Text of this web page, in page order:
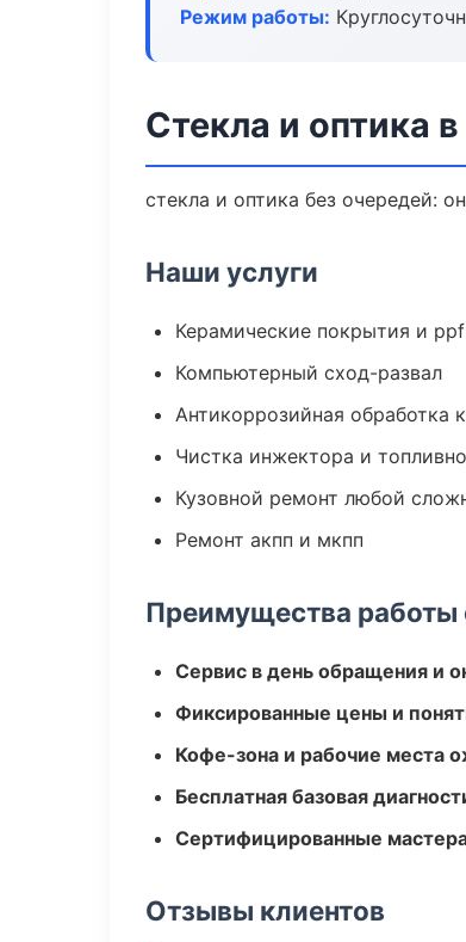
Режим работы:
Стекла и оптика
стекла и оптика без очередей:
Наши услуги
Керамические покрытия и ppf
Компьютерный сход-развал
Антикоррозийная обработка
Чистка инжектора и
Кузовной ремонт любой
Ремонт акпп и мкпп
Преимущества работы
Сервис в день обращения и
Фиксированные цены и
Кофе-зона и рабочие места
Бесплатная базовая
Сертифицированные
Отзывы клиентов